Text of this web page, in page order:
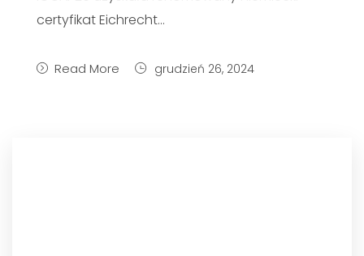
certyfikat Eichrecht…
Read More grudzień 26, 2024